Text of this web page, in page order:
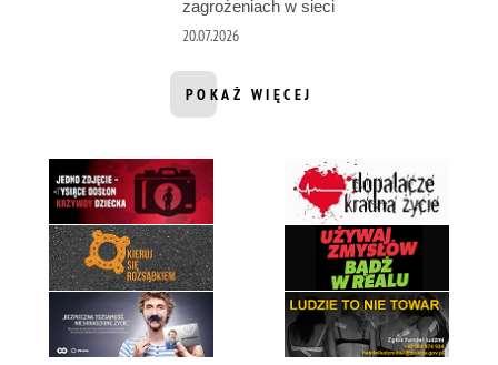
zagrożeniach w sieci
20.07.2026
POKAŻ WIĘCEJ
INFORMACJI Z DZIAŁU Z ŻYCIA